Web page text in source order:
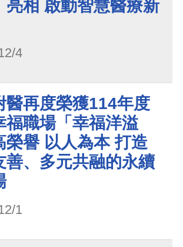
亮相 啟動智慧醫療新
4
醫再度榮獲114年度
福職場「幸福洋溢
榮譽 以人為本 打造
善、多元共融的永續
1